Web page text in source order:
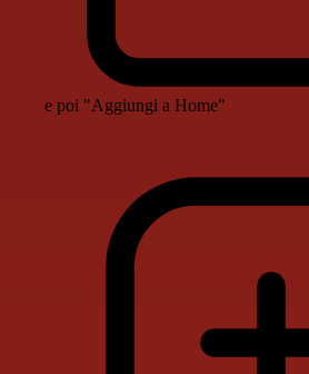
e poi "Aggiungi a Home"